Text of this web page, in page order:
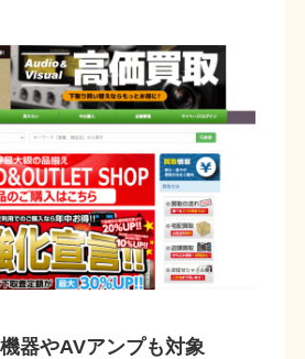
器やAVアンプも対象